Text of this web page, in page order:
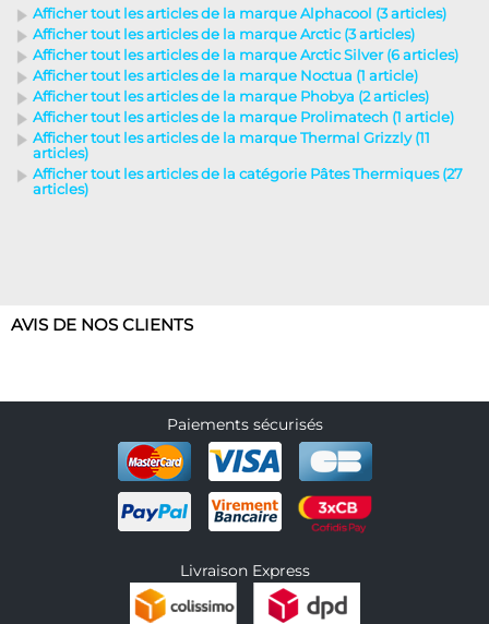
Afficher tout les articles de la marque Alphacool (3 articles)
Afficher tout les articles de la marque Arctic (3 articles)
Afficher tout les articles de la marque Arctic Silver (6 articles)
Afficher tout les articles de la marque Noctua (1 article)
Afficher tout les articles de la marque Phobya (2 articles)
Afficher tout les articles de la marque Prolimatech (1 article)
Afficher tout les articles de la marque Thermal Grizzly (11
articles)
Afficher tout les articles de la catégorie Pâtes Thermiques (27
articles)
AVIS DE NOS CLIENTS
Paiements sécurisés
Livraison Express